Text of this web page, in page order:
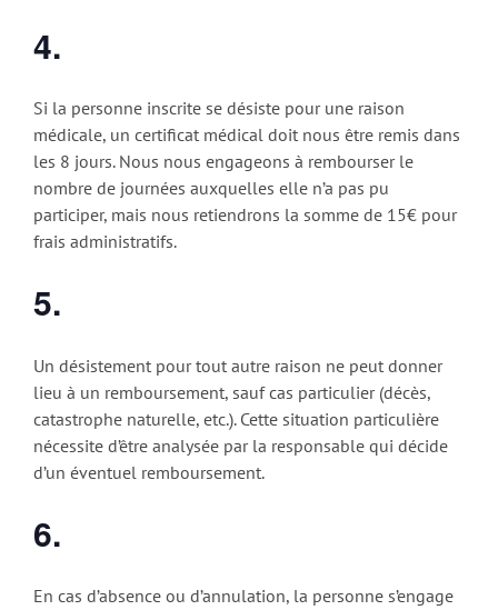
4.
Si la personne inscrite se désiste pour une raison
médicale, un certificat médical doit nous être remis dans
les 8 jours. Nous nous engageons à rembourser le
nombre de journées auxquelles elle n’a pas pu
participer, mais nous retiendrons la somme de 15€ pour
frais administratifs.
5.
Un désistement pour tout autre raison ne peut donner
lieu à un remboursement, sauf cas particulier (décès,
catastrophe naturelle, etc.). Cette situation particulière
nécessite d’être analysée par la responsable qui décide
d’un éventuel remboursement.
6.
En cas d’absence ou d’annulation, la personne s’engage